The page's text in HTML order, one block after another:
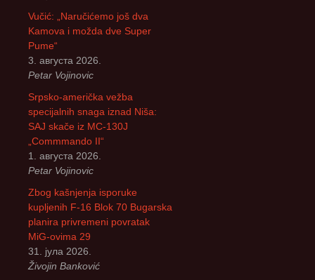
Vučić: „Naručićemo još dva
Kamova i možda dve Super
Pume“
3. августа 2026.
Petar Vojinovic
Srpsko-američka vežba
specijalnih snaga iznad Niša:
SAJ skače iz MC-130J
„Commmando II“
1. августа 2026.
Petar Vojinovic
Zbog kašnjenja isporuke
kupljenih F-16 Blok 70 Bugarska
planira privremeni povratak
MiG-ovima 29
31. јула 2026.
Živojin Banković